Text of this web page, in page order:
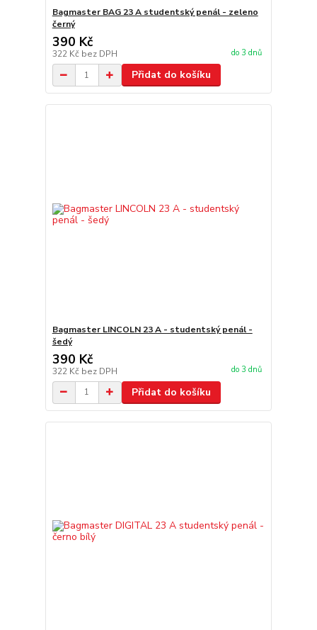
Bagmaster BAG 23 A studentský penál - zeleno
černý
390 Kč
322 Kč bez DPH do 3 dnů
Přidat do košíku
Bagmaster LINCOLN 23 A - studentský penál -
šedý
390 Kč
322 Kč bez DPH do 3 dnů
Přidat do košíku